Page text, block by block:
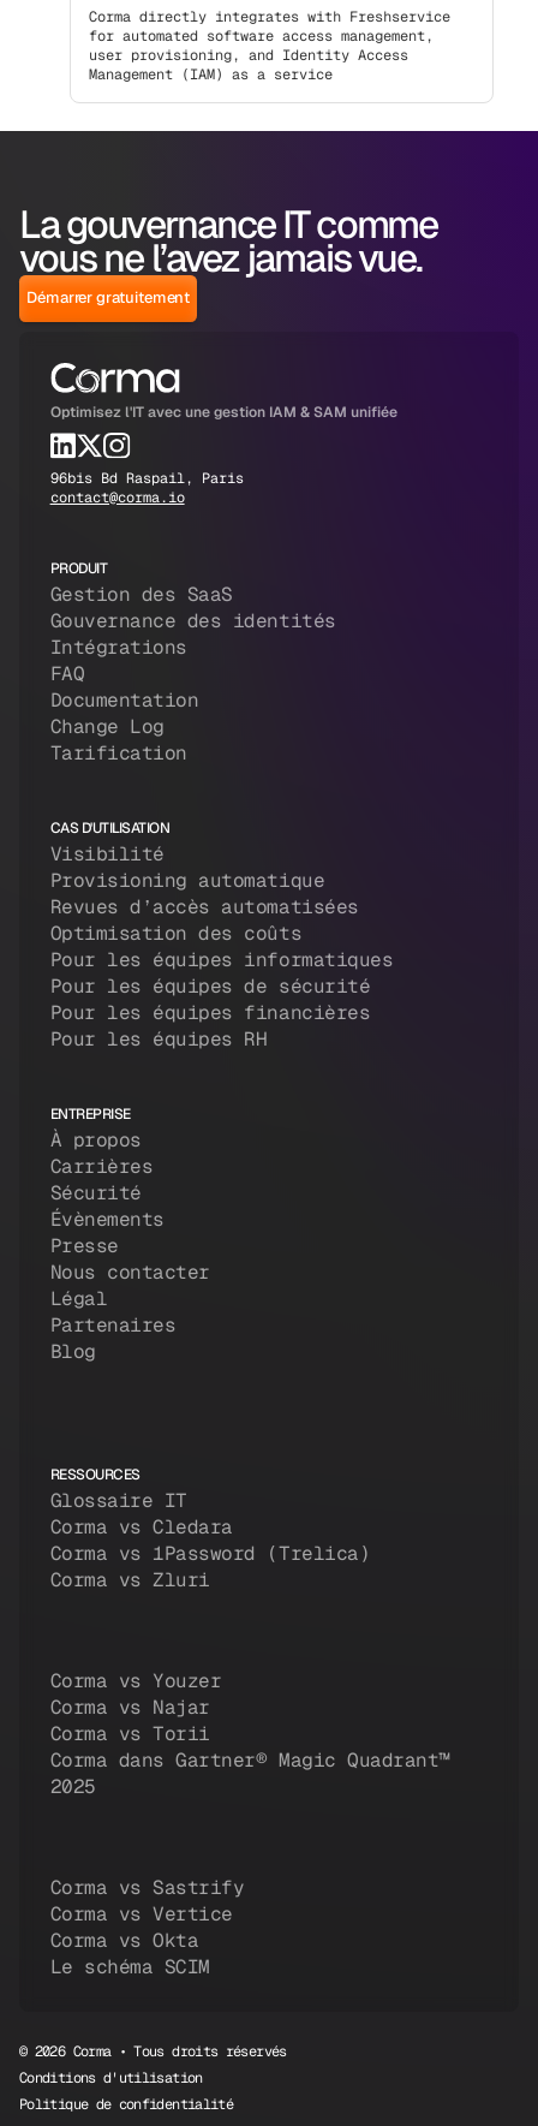
Corma directly integrates with Freshservice
for automated software access management,
user provisioning, and Identity Access
Management (IAM) as a service
La gouvernance IT comme
vous ne l’avez jamais vue.
Démarrer gratuitement
Optimisez l'IT avec une gestion IAM & SAM unifiée
96bis Bd Raspail, Paris
contact@corma.io
PRODUIT
Gestion des SaaS
Gouvernance des identités
Intégrations
FAQ
Documentation
Change Log
Tarification
CAS D'UTILISATION
Visibilité
Provisioning automatique
Revues d’accès automatisées
Optimisation des coûts
Pour les équipes informatiques
Pour les équipes de sécurité
Pour les équipes financières
Pour les équipes RH
ENTREPRISE
À propos
Carrières
Sécurité
Évènements
Presse
Nous contacter
Légal
Partenaires
Blog
RESSOURCES
Glossaire IT
Corma vs Cledara
Corma vs 1Password (Trelica)
Corma vs Zluri
Corma vs Youzer
Corma vs Najar
Corma vs Torii
Corma dans Gartner® Magic Quadrant™
2025
Corma vs Sastrify
Corma vs Vertice
Corma vs Okta
Le schéma SCIM
© 2026 Corma • Tous droits réservés
Conditions d'utilisation
Politique de confidentialité